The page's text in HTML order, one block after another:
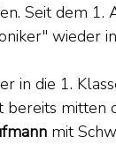
Seit dem
wieder
in die 1.
bereits mitten
mit